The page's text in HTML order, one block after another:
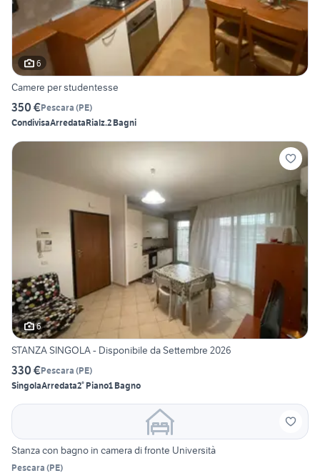
6
Camere per studentesse
350 €Pescara (PE)
CondivisaArredataRialz.2 Bagni
6
STANZA SINGOLA - Disponibile da Settembre 2026
330 €Pescara (PE)
SingolaArredata2° Piano1 Bagno
Stanza con bagno in camera di fronte Università
Pescara (PE)